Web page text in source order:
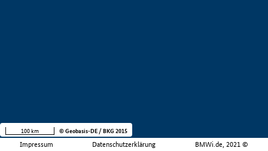
Impressum Datenschutzerklärung BMWi.de, 2021 ©
100 km © Geobasis-DE / BKG 2015